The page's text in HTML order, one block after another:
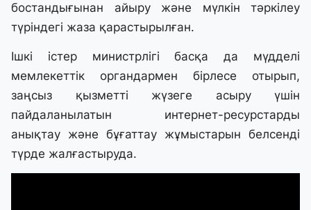
бостандығынан айыру және мүлкін тәркілеу
түріндегі жаза қарастырылған.
Ішкі істер министрлігі басқа да мүдделі
мемлекеттік органдармен бірлесе отырып,
заңсыз қызметті жүзеге асыру үшін
пайдаланылатын интернет-ресурстарды
анықтау және бұғаттау жұмыстарын белсенді
түрде жалғастыруда.